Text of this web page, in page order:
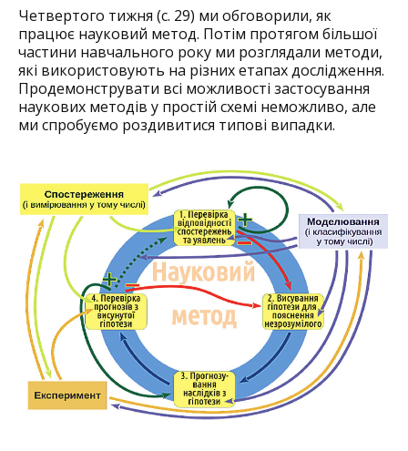
Четвертого тижня (с. 29) ми обговорили, як
працює науковий метод. Потім протягом більшої
частини навчального року ми розглядали методи,
які використовують на різних етапах дослідження.
Продемонструвати всі можливості застосування
наукових методів у простій схемі неможливо, але
ми спробуємо роздивитися типові випадки.